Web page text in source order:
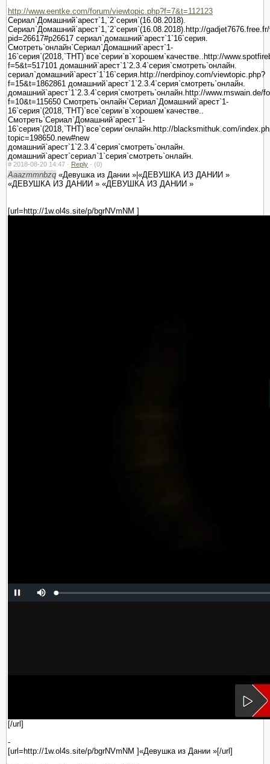
http://www.eentke.com/forum/viewtopic.php?f=7&t=112123
Сериал`Домашний`арест`1,`2`серия`(16.08.2018).
Сериал`Домашний`арест`1,`2`серия`(16.08.2018).http://
pid=26617#p26617 сериал`домашний`арест`1`16`серия.
Смотреть`онлайн`Сериал`Домашний`арест`1-
16`серия`(2018,`ТНТ)`все`серии`в`хорошем`качестве..http://
f=5&t=517101 домашний`арест`1`2.3.4`серия`смотреть`онлайн.
сериал`домашний`арест`1`16`серия.http://nerdpinoy.com/viewtopic.php?
f=15&t=1862861 домашний`арест`1`2.3.4`серия`смотреть`онлайн.
домашний`арест`1`2.3.4`серия`смотреть`онлайн.http://www.mswain.de/
f=10&t=115650 Смотреть`онлайн`Сериал`Домашний`арест`1-
16`серия`(2018,`ТНТ)`все`серии`в`хорошем`качестве..
Смотреть`Сериал`Домашний`арест`1-
16`серия`(2018,`ТНТ)`все`серии`онлайн.http://blacksmithuk.com/
topic=198650.new#new
домашний`арест`1`2.3.4`серия`смотреть`онлайн.
домашний`арест`сериал`1`серия`смотреть`онлайн.
# 2018-08-20 14:47 · Reply · (0)
Aaazmmnbzq «Девушка из Дании »|«ДЕВУШКА ИЗ ДАНИИ »
«ДЕВУШКА ИЗ ДАНИИ » «ДЕВУШКА ИЗ ДАНИИ »
[url=http://1w.ol4s.site/p/bgrNVmNM ]
[/url]
-
[url=http://1w.ol4s.site/p/bgrNVmNM ]«Девушка из Дании »[/url]